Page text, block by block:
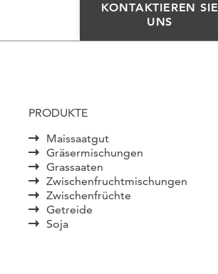
KONTAKTIEREN SIE
UNS
PRODUKTE
Maissaatgut
Gräsermischungen
Grassaaten
Zwischenfruchtmischungen
Zwischenfrüchte
Getreide
Soja